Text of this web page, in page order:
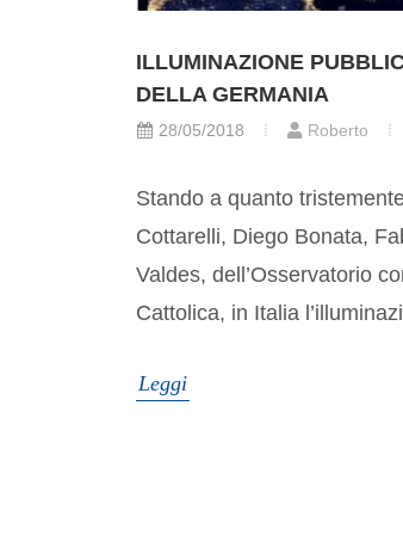
ILLUMINAZIONE
DELLA GERMANIA
28/05/2018 Roberto
Stando a quanto
Cottarelli, Diego Bonata,
Valdes, dell’Osservatorio
Cattolica, in Italia
Leggi